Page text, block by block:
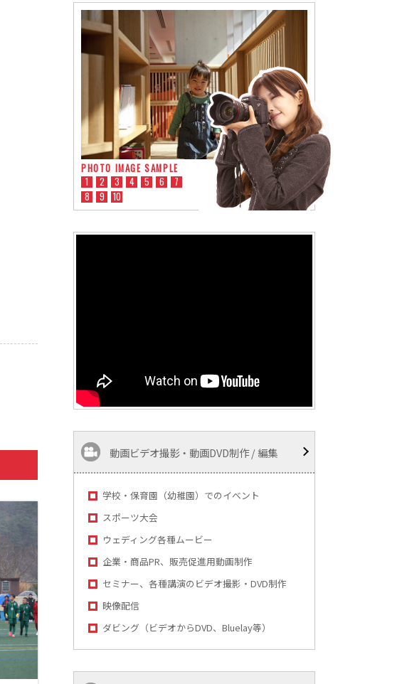
PHOTO IMAGE SAMPLE
1
2 3 4 5 6
7
8
9 10
動画ビデオ撮影・動画DVD制作 / 編集
学校・保育園（幼稚園）でのイベント
スポーツ大会
ウェディング各種ムービー
企業・商品PR、販売促進用動画制作
セミナー、各種講演のビデオ撮影・DVD制作
映像配信
ダビング（ビデオからDVD、Bluelay等）